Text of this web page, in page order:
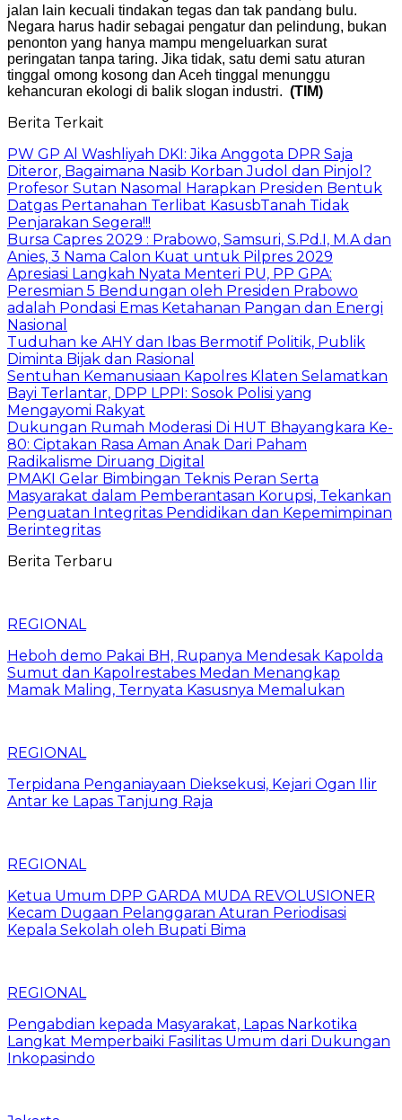
jalan lain kecuali tindakan tegas dan tak pandang bulu.
Negara harus hadir sebagai pengatur dan pelindung, bukan
penonton yang hanya mampu mengeluarkan surat
peringatan tanpa taring. Jika tidak, satu demi satu aturan
tinggal omong kosong dan Aceh tinggal menunggu
kehancuran ekologi di balik slogan industri. (TIM)
Berita Terkait
PW GP Al Washliyah DKI: Jika Anggota DPR Saja
Diteror, Bagaimana Nasib Korban Judol dan Pinjol?
Profesor Sutan Nasomal Harapkan Presiden Bentuk
Datgas Pertanahan Terlibat KasusbTanah Tidak
Penjarakan Segera!!!
Bursa Capres 2029 : Prabowo, Samsuri, S.Pd.I, M.A dan
Anies, 3 Nama Calon Kuat untuk Pilpres 2029
Apresiasi Langkah Nyata Menteri PU, PP GPA:
Peresmian 5 Bendungan oleh Presiden Prabowo
adalah Pondasi Emas Ketahanan Pangan dan Energi
Nasional
Tuduhan ke AHY dan Ibas Bermotif Politik, Publik
Diminta Bijak dan Rasional
Sentuhan Kemanusiaan Kapolres Klaten Selamatkan
Bayi Terlantar, DPP LPPI: Sosok Polisi yang
Mengayomi Rakyat
Dukungan Rumah Moderasi Di HUT Bhayangkara Ke-
80: Ciptakan Rasa Aman Anak Dari Paham
Radikalisme Diruang Digital
PMAKI Gelar Bimbingan Teknis Peran Serta
Masyarakat dalam Pemberantasan Korupsi, Tekankan
Penguatan Integritas Pendidikan dan Kepemimpinan
Berintegritas
Berita Terbaru
REGIONAL
Heboh demo Pakai BH, Rupanya Mendesak Kapolda
Sumut dan Kapolrestabes Medan Menangkap
Mamak Maling, Ternyata Kasusnya Memalukan
REGIONAL
Terpidana Penganiayaan Dieksekusi, Kejari Ogan Ilir
Antar ke Lapas Tanjung Raja
REGIONAL
Ketua Umum DPP GARDA MUDA REVOLUSIONER
Kecam Dugaan Pelanggaran Aturan Periodisasi
Kepala Sekolah oleh Bupati Bima
REGIONAL
Pengabdian kepada Masyarakat, Lapas Narkotika
Langkat Memperbaiki Fasilitas Umum dari Dukungan
Inkopasindo